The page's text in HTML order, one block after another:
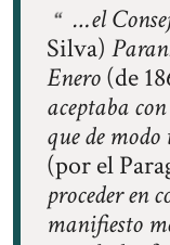
…el
Silva)
Enero(de
aceptaba
que de
(por el
proceder en
manifiesto